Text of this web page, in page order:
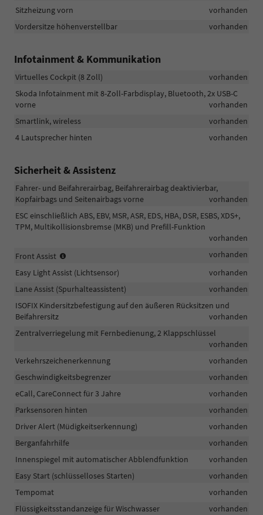
Sitzheizung vorn
vorhanden
Vordersitze höhenverstellbar
vorhanden
Infotainment & Kommunikation
Virtuelles Cockpit (8 Zoll)
vorhanden
Skoda Infotainment mit 8-Zoll-Farbdisplay, Bluetooth, 2x USB-C
vorne
vorhanden
Smartlink, wireless
vorhanden
4 Lautsprecher hinten
vorhanden
Sicherheit & Assistenz
Fahrer- und Beifahrerairbag, Beifahrerairbag deaktivierbar,
Kopfairbags und Seitenairbags vorne
vorhanden
ESC einschließlich ABS, EBV, MSR, ASR, EDS, HBA, DSR, ESBS, XDS+,
TPM, Multikollisionsbremse (MKB) und Prefill-Funktion
vorhanden
Front Assist
Notbremsunterstützung
und
Monitor
vorhanden
Easy Light Assist (Lichtsensor)
vorhanden
Lane Assist (Spurhalteassistent)
vorhanden
ISOFIX Kindersitzbefestigung auf den äußeren Rücksitzen und
Beifahrersitz
vorhanden
Zentralverriegelung mit Fernbedienung, 2 Klappschlüssel
vorhanden
Verkehrszeichenerkennung
vorhanden
Geschwindigkeitsbegrenzer
vorhanden
eCall, CareConnect für 3 Jahre
vorhanden
Parksensoren hinten
vorhanden
Driver Alert (Müdigkeitserkennung)
vorhanden
Berganfahrhilfe
vorhanden
Innenspiegel mit automatischer Abblendfunktion
vorhanden
Easy Start (schlüsselloses Starten)
vorhanden
Tempomat
vorhanden
Flüssigkeitsstandanzeige für Wischwasser
vorhanden